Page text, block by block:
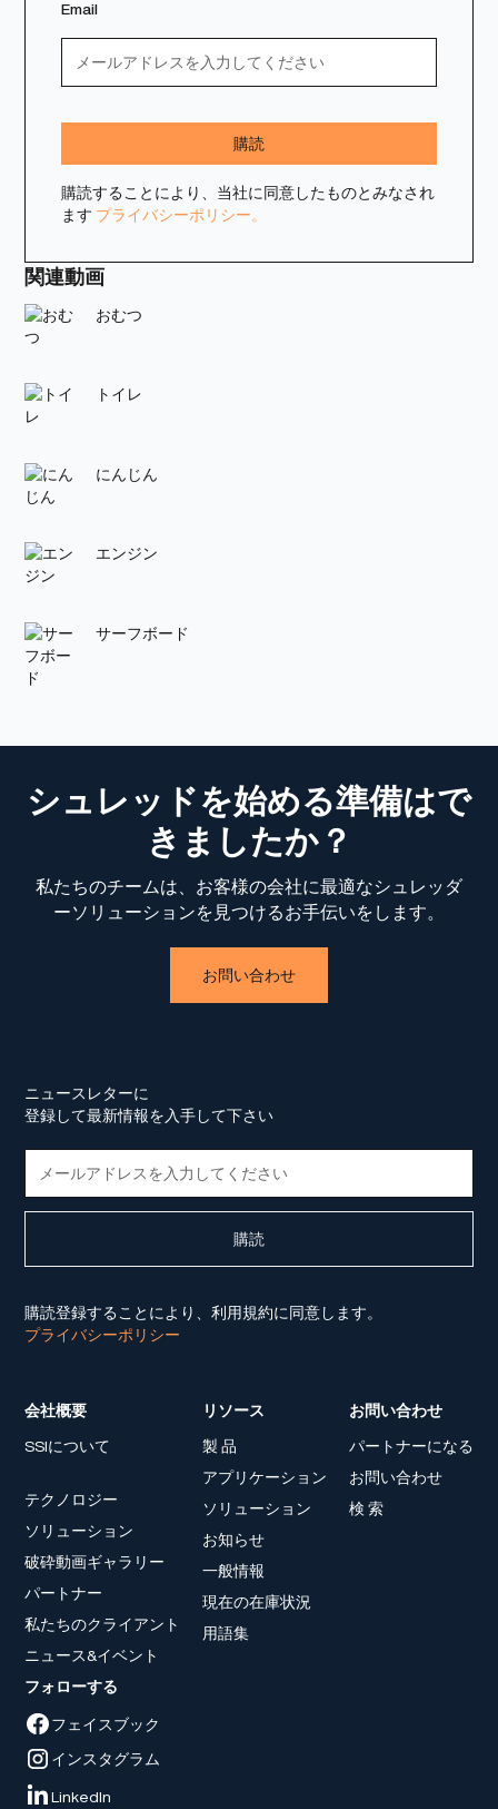
Email
購読することにより、当社に同意したものとみなされ
ます プライバシーポリシー。
関連動画
おむつ
トイレ
にんじん
エンジン
サーフボード
シュレッドを始める準備はで
きましたか？
私たちのチームは、お客様の会社に最適なシュレッダ
ーソリューションを見つけるお手伝いをします。
お問い合わせ
ニュースレターに
登録して最新情報を入手して下さい
購読登録することにより、利用規約に同意します。
プライバシーポリシー
会社概要
SSIについて
テクノロジー
ソリューション
破砕動画ギャラリー
パートナー
私たちのクライアント
ニュース&イベント
リソース
製 品
アプリケーション
ソリューション
お知らせ
一般情報
現在の在庫状況
用語集
お問い合わせ
パートナーになる
お問い合わせ
検 索
フォローする
フェイスブック
インスタグラム
LinkedIn